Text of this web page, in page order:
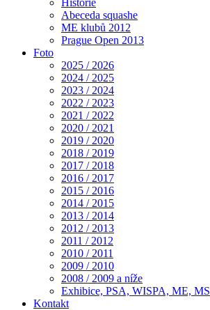
Historie
Abeceda squashe
ME klubů 2012
Prague Open 2013
Foto
2025 / 2026
2024 / 2025
2023 / 2024
2022 / 2023
2021 / 2022
2020 / 2021
2019 / 2020
2018 / 2019
2017 / 2018
2016 / 2017
2015 / 2016
2014 / 2015
2013 / 2014
2012 / 2013
2011 / 2012
2010 / 2011
2009 / 2010
2008 / 2009 a níže
Exhibice, PSA, WISPA, ME, MS
Kontakt